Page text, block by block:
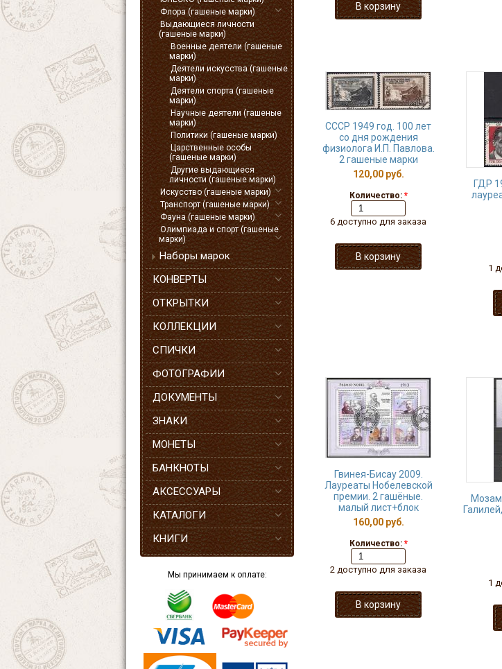
Флора (гашеные марки)
Выдающиеся личности
(гашеные марки)
Военные деятели (гашеные
марки)
Деятели искусства (гашеные
марки)
Деятели спорта (гашеные
марки)
Научные деятели (гашеные
марки)
Политики (гашеные марки)
Царственные особы
(гашеные марки)
Другие выдающиеся
личности (гашеные марки)
Искусство (гашеные марки)
Транспорт (гашеные марки)
Фауна (гашеные марки)
Олимпиада и спорт (гашеные
марки)
Наборы марок
КОНВЕРТЫ
ОТКРЫТКИ
КОЛЛЕКЦИИ
СПИЧКИ
ФОТОГРАФИИ
ДОКУМЕНТЫ
ЗНАКИ
МОНЕТЫ
БАНКНОТЫ
АКСЕССУАРЫ
КАТАЛОГИ
КНИГИ
Мы принимаем к оплате:
CCCР 1949 год. 100 лет
со дня рождения
физиолога И.П. Павлова.
2 гашеные марки
120,00 руб.
Количество: *
6 доступно для заказа
ГДР
1
Гвинея-Бисау 2009.
Лауреаты Нобелевской
премии. 2 гашёные.
малый лист+блок
160,00 руб.
Количество: *
2 доступно для заказа
1